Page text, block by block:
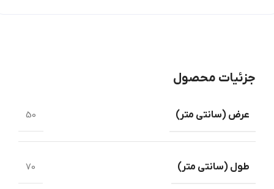
جزئیات محصول
عرض ‏(‏سانتی متر‏) 50
طول ‏(‏سانتی متر‏)‏ 70